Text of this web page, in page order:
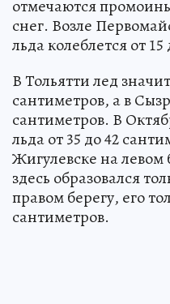
отмечаются
снег. Возле
льда колеблется от
В Тольятти лед
сантиметров, а в
сантиметров. В
льда от 35 до 42
Жигулевске на левом
здесь образовался
правом берегу, его
сантиметров.